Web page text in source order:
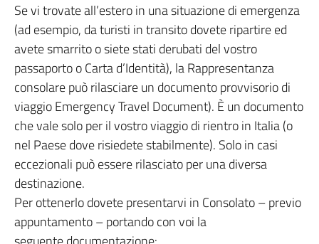
Se vi trovate all’estero in una situazione di emergenza
(ad esempio, da turisti in transito dovete ripartire ed
avete smarrito o siete stati derubati del vostro
passaporto o Carta d’Identità), la Rappresentanza
consolare può rilasciare un documento provvisorio di
viaggio Emergency Travel Document). È un documento
che vale solo per il vostro viaggio di rientro in Italia (o
nel Paese dove risiedete stabilmente). Solo in casi
eccezionali può essere rilasciato per una diversa
destinazione.
Per ottenerlo dovete presentarvi in Consolato – previo
appuntamento – portando con voi la